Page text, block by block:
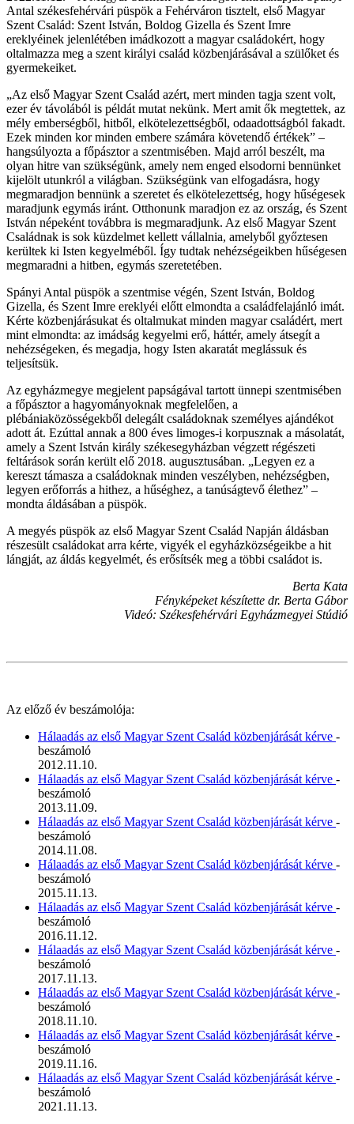
Antal székesfehérvári püspök a Fehérváron tisztelt, első Magyar
Szent Család: Szent István, Boldog Gizella és Szent Imre
ereklyéinek jelenlétében imádkozott a magyar családokért, hogy
oltalmazza meg a szent királyi család közbenjárásával a szülőket és
gyermekeiket.
„Az első Magyar Szent Család azért, mert minden tagja szent volt,
ezer év távolából is példát mutat nekünk. Mert amit ők megtettek, az
mély emberségből, hitből, elkötelezettségből, odaadottságból fakadt.
Ezek minden kor minden embere számára követendő értékek” –
hangsúlyozta a főpásztor a szentmisében. Majd arról beszélt, ma
olyan hitre van szükségünk, amely nem enged elsodorni bennünket
kijelölt utunkról a világban. Szükségünk van elfogadásra, hogy
megmaradjon bennünk a szeretet és elkötelezettség, hogy hűségesek
maradjunk egymás iránt. Otthonunk maradjon ez az ország, és Szent
István népeként továbbra is megmaradjunk. Az első Magyar Szent
Családnak is sok küzdelmet kellett vállalnia, amelyből győztesen
kerültek ki Isten kegyelméből. Így tudtak nehézségeikben hűségesen
megmaradni a hitben, egymás szeretetében.
Spányi Antal püspök a szentmise végén, Szent István, Boldog
Gizella, és Szent Imre ereklyéi előtt elmondta a családfelajánló imát.
Kérte közbenjárásukat és oltalmukat minden magyar családért, mert
mint elmondta: az imádság kegyelmi erő, háttér, amely átsegít a
nehézségeken, és megadja, hogy Isten akaratát meglássuk és
teljesítsük.
Az egyházmegye megjelent papságával tartott ünnepi szentmisében
a főpásztor a hagyományoknak megfelelően, a
plébániaközösségekből delegált családoknak személyes ajándékot
adott át. Ezúttal annak a 800 éves limoges-i korpusznak a másolatát,
amely a Szent István király székesegyházban végzett régészeti
feltárások során került elő 2018. augusztusában. „Legyen ez a
kereszt támasza a családoknak minden veszélyben, nehézségben,
legyen erőforrás a hithez, a hűséghez, a tanúságtevő élethez” –
mondta áldásában a püspök.
A megyés püspök az első Magyar Szent Család Napján áldásban
részesült családokat arra kérte, vigyék el egyházközségeikbe a hit
lángját, az áldás kegyelmét, és erősítsék meg a többi családot is.
Berta Kata
Fényképeket készítette dr. Berta Gábor
Videó: Székesfehérvári Egyházmegyei Stúdió
Az előző év beszámolója:
Hálaadás az első Magyar Szent Család közbenjárását kérve -
beszámoló
2012.11.10.
Hálaadás az első Magyar Szent Család közbenjárását kérve -
beszámoló
2013.11.09.
Hálaadás az első Magyar Szent Család közbenjárását kérve -
beszámoló
2014.11.08.
Hálaadás az első Magyar Szent Család közbenjárását kérve -
beszámoló
2015.11.13.
Hálaadás az első Magyar Szent Család közbenjárását kérve -
beszámoló
2016.11.12.
Hálaadás az első Magyar Szent Család közbenjárását kérve -
beszámoló
2017.11.13.
Hálaadás az első Magyar Szent Család közbenjárását kérve -
beszámoló
2018.11.10.
Hálaadás az első Magyar Szent Család közbenjárását kérve -
beszámoló
2019.11.16.
Hálaadás az első Magyar Szent Család közbenjárását kérve -
beszámoló
2021.11.13.